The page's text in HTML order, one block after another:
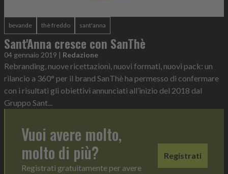
bevande thè freddo sant'anna
Sant'Anna cresce con SanThè
04 gennaio 2019 | Redazione
Rebranding, nuove ricettazioni, nuovi formati, nuovi pack: un
rilancio a 360° per il brand SanThè ha permesso di confermare
con i risultati gli obiettivi annunciati all’inizio del 2018 dal
Gruppo Sant...
Vuoi avere molto,
molto di più?
Registrati gratuitamente per avere
Registrati